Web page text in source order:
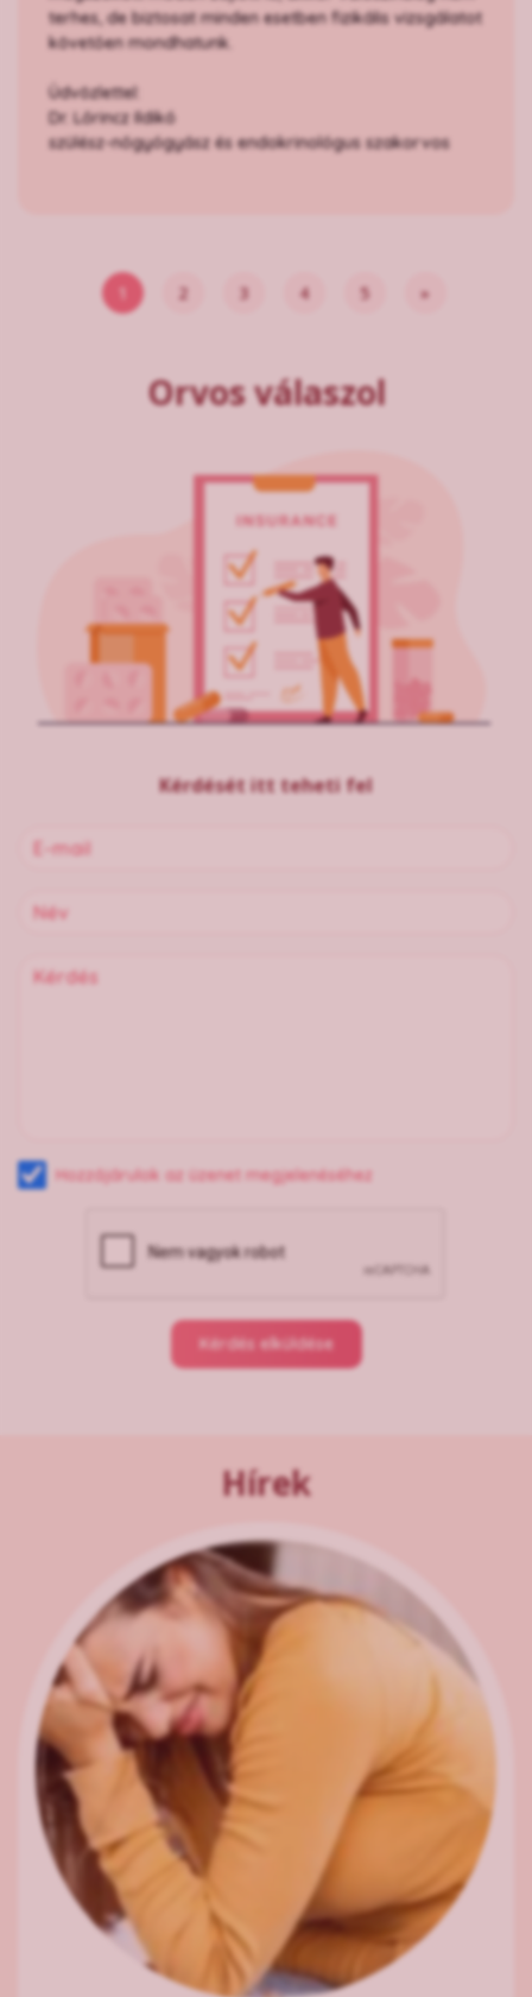
Orvos válaszol
Kérdését itt teheti fel
Hozzájárulok az üzenet megjelenéséhez
Kérdés elküldése
terhes, de biztosat minden esetben fizikális vizsgálatot
követően mondhatunk.
Üdvözlettel:
Dr. Lőrincz Ildikó
szülész-nőgyógyász és endokrinológus szakorvos
1 2 3 4 5 »
Hírek